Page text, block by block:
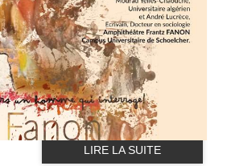
LIRE LA SUITE